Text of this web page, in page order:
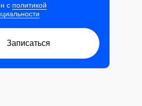
с политикой
Записаться